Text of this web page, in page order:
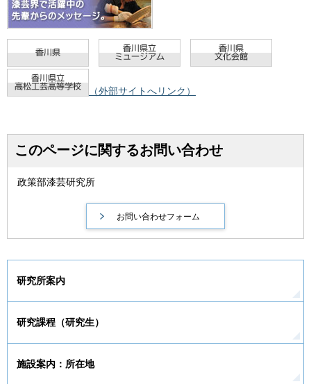
（外部サイトへリンク）
このページに関するお問い合わせ
政策部漆芸研究所
研究所案内
研究課程（研究生）
施設案内：所在地